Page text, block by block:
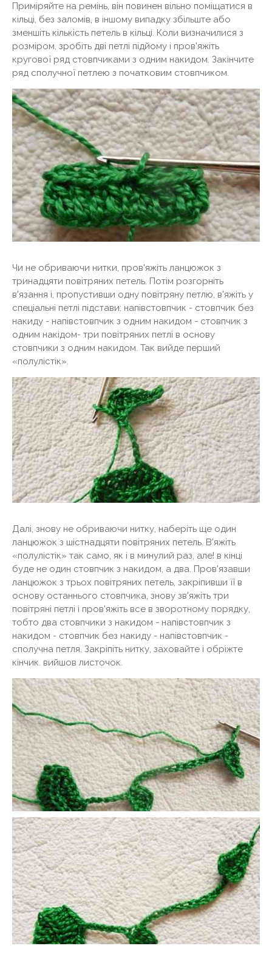
Приміряйте на ремінь, він повинен вільно поміщатися в
кільці, без заломів, в іншому випадку збільште або
зменшіть кількість петель в кільці. Коли визначилися з
розміром, зробіть дві петлі підйому і пров'яжіть
кругової ряд стовпчиками з одним накидом. Закінчите
ряд сполучної петлею з початковим стовпчиком.
Чи не обриваючи нитки, пров'яжіть ланцюжок з
тринадцяти повітряних петель. Потім розгорніть
в'язання і, пропустивши одну повітряну петлю, в'яжіть у
спеціальні петлі підстави: напівстовпчик - стовпчик без
накиду - напівстовпчик з одним накидом - стовпчик з
одним накідом- три повітряних петлі в основу
стовпчики з одним накидом. Так вийде перший
«полулістік».
Далі, знову не обриваючи нитку, наберіть ще один
ланцюжок з шістнадцяти повітряних петель. В'яжіть
«полулістік» так само, як і в минулий раз, але! в кінці
буде не один стовпчик з накидом, а два. Пров'язавши
ланцюжок з трьох повітряних петель, закріпивши її в
основу останнього стовпчика, знову зв'яжіть три
повітряні петлі і пров'яжіть все в зворотному порядку,
тобто два стовпчики з накидом - напівстовпчик з
накидом - стовпчик без накиду - напівстовпчик -
сполучна петля. Закріпіть нитку, заховайте і обріжте
кінчик. вийшов листочок.